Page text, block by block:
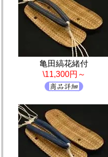
亀田縞花緒付
\11,300円～